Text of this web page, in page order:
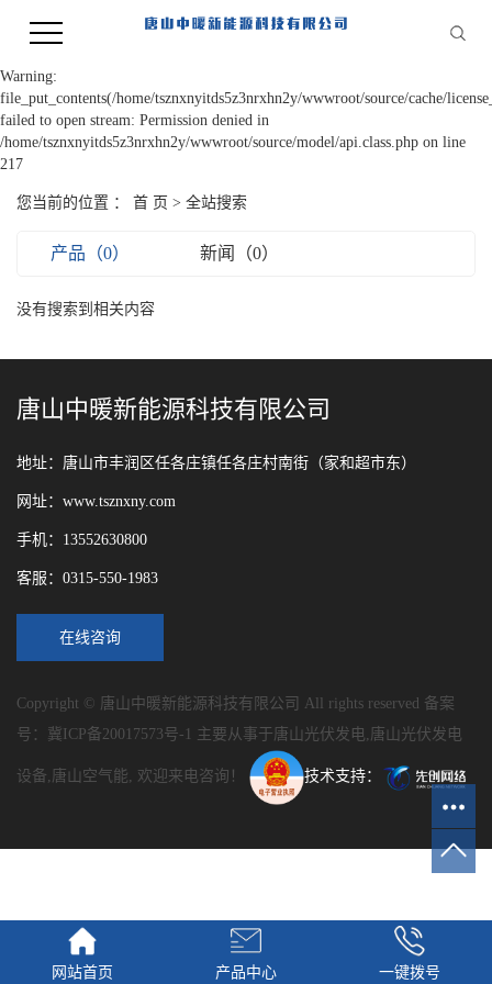
Warning:
file_put_contents(/home/tsznxnyitds5z3nrxhn2y/wwwroot/source/cache/
failed to open stream: Permission denied in
/home/tsznxnyitds5z3nrxhn2y/wwwroot/source/model/api.class.php on line
217
您当前的位置 ： 首 页 > 全站搜索
产品（0） 新闻（0）
没有搜索到相关内容
唐山中暖新能源科技有限公司
地址：唐山市丰润区任各庄镇任各庄村南街（家和超市东）
网址：www.tsznxny.com
手机：13552630800
客服：0315-550-1983
在线咨询
Copyright © 唐山中暖新能源科技有限公司 All rights reserved 备案
号： 冀ICP备20017573号-1 主要从事于唐山光伏发电, 唐山光伏发电
设备, 唐山空气能, 欢迎来电咨询！ 技术支持：
网站首页 产品中心 一键拨号